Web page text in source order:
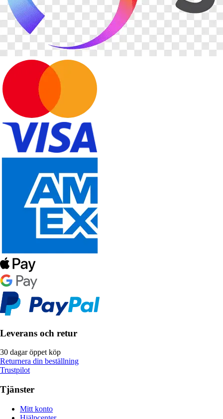
Leverans och retur
30 dagar öppet köp
Returnera din beställning
Trustpilot
Tjänster
Mitt konto